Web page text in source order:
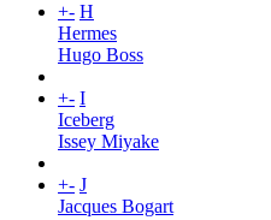
+- H
Hermes
Hugo Boss
+- I
Iceberg
Issey Miyake
+- J
Jacques Bogart